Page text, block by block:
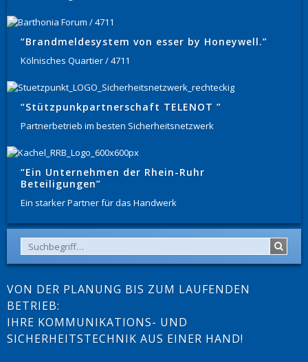
“Brandmeldesystem von esser by Honeywell.”
Kölnisches Quartier / 4711
“Stützpunkpartnerschaft TELENOT ”
Partnerbetrieb im besten Sicherheitsnetzwerk
“Ein Unternehmen der Rhein-Ruhr
Beteiligungen”
Ein starker Partner für das Handwerk
VON DER PLANUNG BIS ZUM LAUFENDEN
BETRIEB:
IHRE KOMMUNIKATIONS- UND
SICHERHEITSTECHNIK AUS EINER HAND!